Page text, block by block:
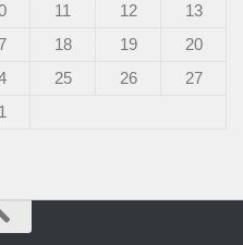
11 12
13
18 19
20
25 26
27